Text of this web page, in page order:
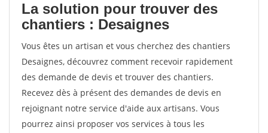
La solution pour trouver des
chantiers : Desaignes
Vous êtes un artisan et vous cherchez des chantiers
Desaignes, découvrez comment recevoir rapidement
des demande de devis et trouver des chantiers.
Recevez dès à présent des demandes de devis en
rejoignant notre service d'aide aux artisans. Vous
pourrez ainsi proposer vos services à tous les